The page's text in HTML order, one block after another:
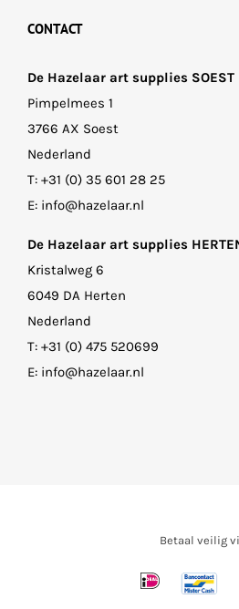
CONTACT
De Hazelaar art supplies SOEST
Pimpelmees 1
3766 AX Soest
Nederland
T: +31 (0) 35 601 28 25
E: info@hazelaar.nl
De Hazelaar art supplies
Kristalweg 6
6049 DA Herten
Nederland
T: +31 (0) 475 520699
E: info@hazelaar.nl
Betaal veilig